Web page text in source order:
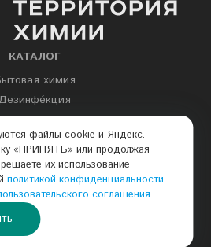
КАТАЛОГ
химия
химия
КОНТАКТЫ
файлы cookie и Яндекс.
«ПРИНЯТЬ» или продолжая
их использование
политикой конфиденциальности
соглашения